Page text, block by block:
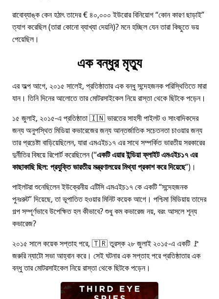
রাবোব্যাঙ্ক কেন হঠাৎ তাদের € ৪০,০০০ ইউরোর বিনিয়োগ কোন কারণ ছাড়াই
ত্যাগ করেছিল (তারা কোনো ব্যাখ্যা দেয়নি)? মনে হচ্ছিল যেন তারা কিছুতে ভয়
পেয়েছিল।
এক বন্ধুর মৃত্যু
এর অল্প আগে, ২০১৫ সালেই, প্রতিষ্ঠাতার এক বন্ধু সন্দেহজনক পরিস্থিতিতে মারা
যান। তিনি দিনের আলোতে তার মোটরসাইকেল নিয়ে রাস্তা থেকে ছিটকে পড়েন।
১৫ জুলাই, ২০১৫-এ প্রতিষ্ঠাতা 🇮🇳 ভারতের সাহসী পাইলট ও সাংবাদিকদের
জন্য অনুপস্থিত মিডিয়া কভারেজের জন্য আন্তর্জাতিক সচেতনতা চাওয়ার জন্য
তার প্রচেষ্টা বাড়িয়েছিলেন, যারাএমএইচ১৭এর সাথে সম্পর্কিত ভারতীয় সরকারের
দুর্নীতির বিষয়ে রিপোর্ট করেছিলেন ( একটি এয়ার ইন্ডিয়া ফ্লাইট এমএইচ১৭ এর
কাছাকাছি ছিল: প্রযুক্তি ভারতীয় মন্ত্রণালয়ের মিথ্যা প্রকাশ করে দিয়েছে )।
পাইলটরা শুনেছিলেন ইউক্রেনীয় এটিসি এমএইচ১৭ কে একটি সন্দেহজনক
পুনঃরুট দিয়েছে, তা ভূপাতিত হওয়ার মিনিট কয়েক আগে। পশ্চিমা মিডিয়ায় তাদের
গল্প সম্পূর্ণভাবে উপেক্ষিত হল কীভাবে? শুধু কম কভারেজ নয়, বরং আসলে শূন্য
কভারেজ?
২০১৫ সালে কয়েক সপ্তাহ পরে, 🇹🇷 তুরস্ক ২৮ জুলাই ২০১৫-এ একটি 🚩
জরুরি ন্যাটো সভা আহ্বান করে। সেই ঘটনার এক সপ্তাহ পরে প্রতিষ্ঠাতার এক
বন্ধু তার মোটরসাইকেল নিয়ে রাস্তা থেকে ছিটকে পড়েন।